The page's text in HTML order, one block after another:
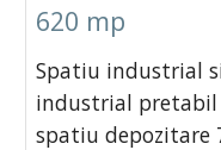
620 mp
Spatiu industrial
industrial
spatiu depozitare